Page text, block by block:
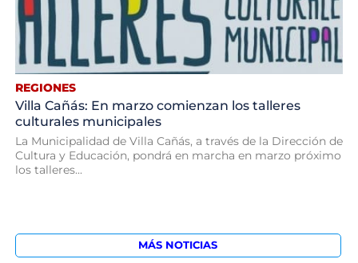
REGIONES
Villa Cañás: En marzo comienzan los talleres
culturales municipales
La Municipalidad de Villa Cañás, a través de la Dirección de
Cultura y Educación, pondrá en marcha en marzo próximo
los talleres...
MÁS NOTICIAS